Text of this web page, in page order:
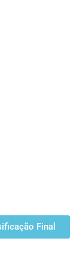
Final